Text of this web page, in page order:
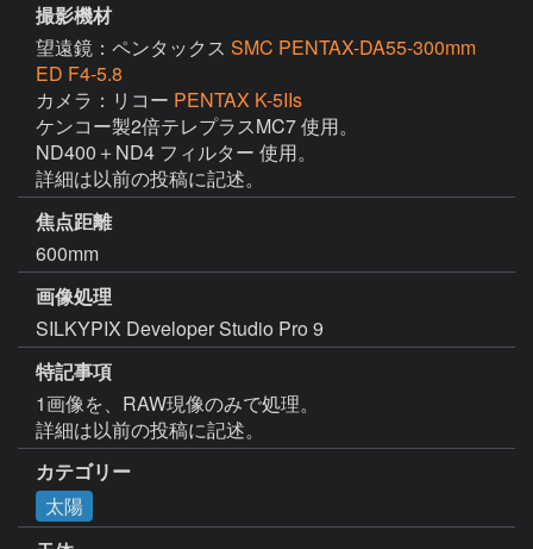
撮影機材
望遠鏡：ペンタックス SMC PENTAX-DA55-300mm
ED F4-5.8
カメラ：リコー PENTAX K-5IIs
ケンコー製2倍テレプラスMC7 使用。
ND400＋ND4 フィルター 使用。
詳細は以前の投稿に記述。
焦点距離
600mm
画像処理
SILKYPIX Developer Studio Pro 9
特記事項
1画像を、RAW現像のみで処理。
詳細は以前の投稿に記述。
カテゴリー
太陽